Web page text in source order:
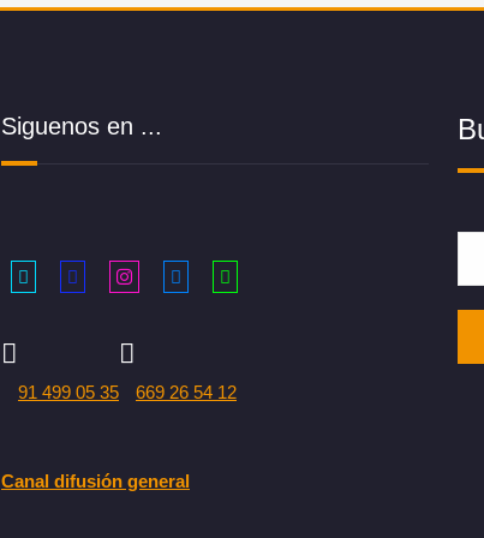
Siguenos en ...
91 499 05 35 669 26 54 12
Canal difusión general